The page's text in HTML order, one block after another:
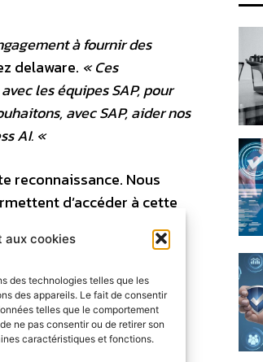
aux cookies
des technologies telles que les
des appareils. Le fait de consentir
telles que le comportement
ne pas consentir ou de retirer son
caractéristiques et fonctions.
à fournir des
delaware. « Ces
les équipes SAP, pour
avec SAP, aider nos
AI. «
reconnaissance. Nous
d’accéder à cette
et leur engagement.